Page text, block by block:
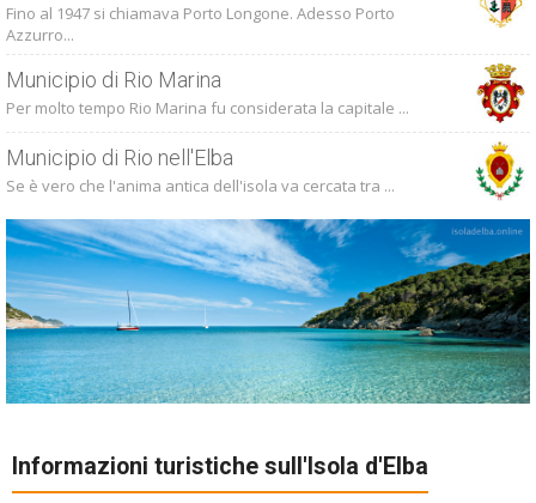
Fino al 1947 si chiamava Porto Longone. Adesso Porto
Azzurro...
Municipio di Rio Marina
Per molto tempo Rio Marina fu considerata la capitale ...
Municipio di Rio nell'Elba
Se è vero che l'anima antica dell'isola va cercata tra ...
Informazioni turistiche sull'Isola d'Elba